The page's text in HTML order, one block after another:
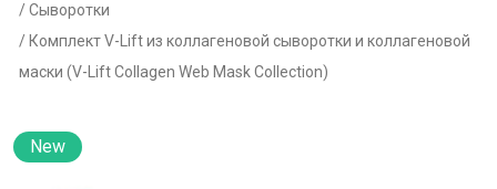
/ Сыворотки
/ Комплект V-Lift из коллагеновой сыворотки и коллагеновой
маски (V-Lift Collagen Web Mask Collection)
New